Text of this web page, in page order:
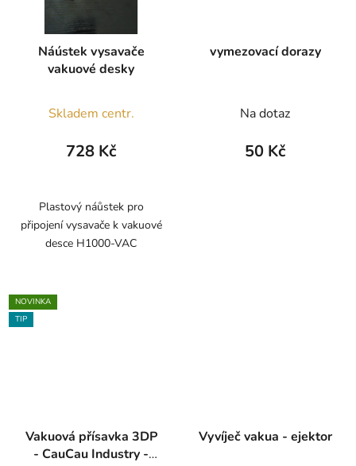
Náústek vysavače
vakuové desky
Skladem centr.
728 Kč
Plastový náůstek pro
připojení vysavače k vakuové
desce H1000-VAC
vymezovací dorazy
Na dotaz
50 Kč
NOVINKA
TIP
Vakuová přísavka 3DP
- CauCau Industry -
Vyvíječ vakua - ejektor